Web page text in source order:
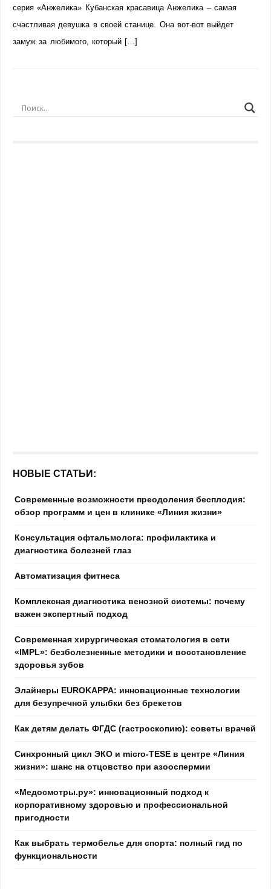
серия «Анжелика» Кубанская красавица Анжелика – самая
счастливая девушка в своей станице. Она вот-вот выйдет
замуж за любимого, который […]
НОВЫЕ СТАТЬИ:
Современные возможности преодоления бесплодия:
обзор программ и цен в клинике «Линия жизни»
Консультация офтальмолога: профилактика и
диагностика болезней глаз
Автоматизация фитнеса
Комплексная диагностика венозной системы: почему
важен экспертный подход
Современная хирургическая стоматология в сети
«IMPL»: безболезненные методики и восстановление
здоровья зубов
Элайнеры EUROKAPPA: инновационные технологии
для безупречной улыбки без брекетов
Как детям делать ФГДС (гастроскопию): советы врачей
Синхронный цикл ЭКО и micro-TESE в центре «Линия
жизни»: шанс на отцовство при азооспермии
«Медосмотры.ру»: инновационный подход к
корпоративному здоровью и профессиональной
пригодности
Как выбрать термобелье для спорта: полный гид по
функциональности